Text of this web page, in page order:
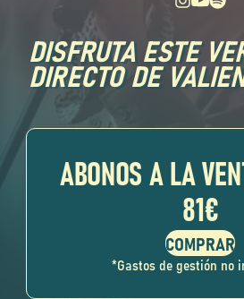
DISFRUTA ESTE
DIRECTO DE
ABONOS A LA
81€
*Gastos de gestión no